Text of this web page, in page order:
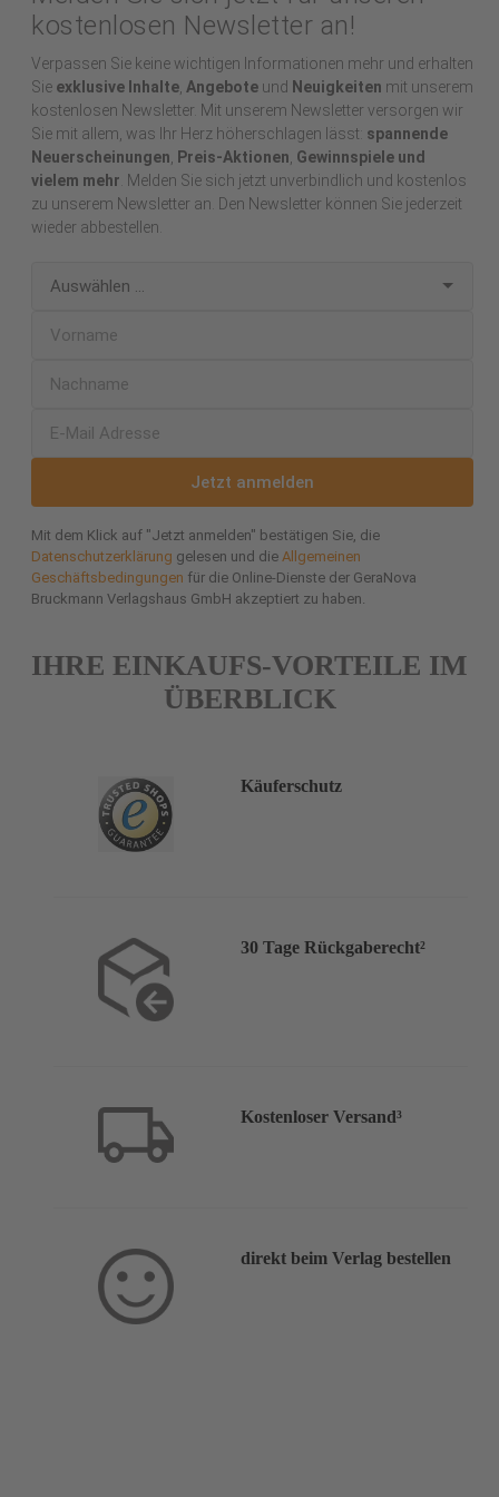
kostenlosen Newsletter an!
Verpassen Sie keine wichtigen Informationen mehr und erhalten
Sie exklusive Inhalte, Angebote und Neuigkeiten mit unserem
kostenlosen Newsletter. Mit unserem Newsletter versorgen wir
Sie mit allem, was Ihr Herz höherschlagen lässt: spannende
Neuerscheinungen, Preis-Aktionen, Gewinnspiele und
vielem mehr . Melden Sie sich jetzt unverbindlich und kostenlos
zu unserem Newsletter an. Den Newsletter können Sie jederzeit
wieder abbestellen.
Jetzt anmelden
Mit dem Klick auf "Jetzt anmelden" bestätigen Sie, die
Datenschutzerklärung gelesen und die Allgemeinen
Geschäftsbedingungen für die Online-Dienste der GeraNova
Bruckmann Verlagshaus GmbH akzeptiert zu haben.
IHRE EINKAUFS-VORTEILE IM
ÜBERBLICK
Käuferschutz
30 Tage Rückgaberecht²
Kostenloser Versand³
direkt beim Verlag bestellen